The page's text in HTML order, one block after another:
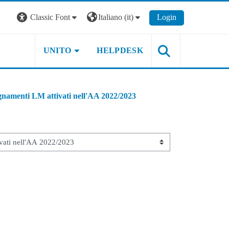
Classic Font Italiano ‎(it)‎ Login
UNITO HELPDESK
LM attivati nell'AA 2022/2023